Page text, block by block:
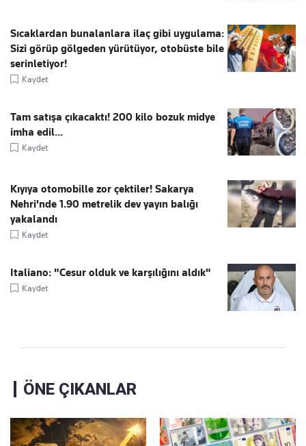
Sıcaklardan bunalanlara ilaç gibi uygulama:
Sizi görüp gölgeden yürütüyor, otobüste bile
serinletiyor!
Kaydet
Tam satışa çıkacaktı! 200 kilo bozuk midye
imha edil...
Kaydet
Kıyıya otomobille zor çektiler! Sakarya
Nehri'nde 1.90 metrelik dev yayın balığı
yakalandı
Kaydet
Italiano: "Cesur olduk ve karşılığını aldık"
Kaydet
ÖNE ÇIKANLAR